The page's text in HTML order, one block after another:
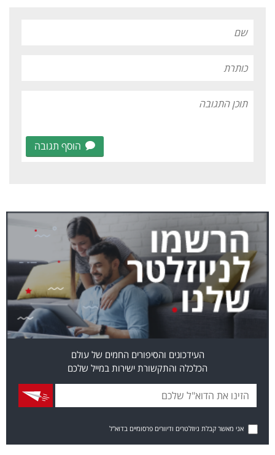
הוסף תגובה
העידכונים והסיפורים החמים של עולם
הכלכלה והתקשורת ישירות במייל שלכם
אני מאשר קבלת ניוזלטרים ודיוורים פרסומיים בדוא"ל